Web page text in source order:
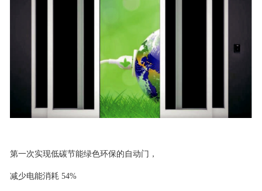
第一次实现低碳节能绿色环保的自动门，
减少电能消耗 54%